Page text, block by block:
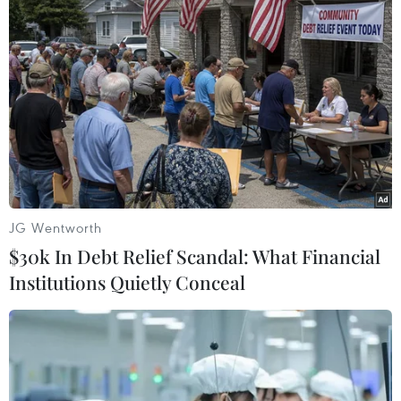
#Truy quét
Afghanistan Mỹ
Theo dõi VietnamPlus
TIN CÙNG CHUYÊN MỤC
Thượng viện Mỹ thông qua luật ngân
sách tránh nguy cơ chính phủ đóng
cửa
08/08/2026 13:31
JG Wentworth
$30k In Debt Relief Scandal: What Financial
Institutions Quietly Conceal